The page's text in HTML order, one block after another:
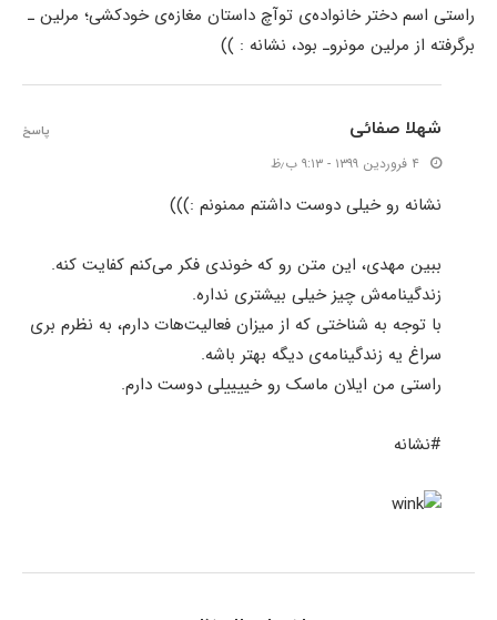
راستی اسم دختر خانواده‌ی توآچ داستان مغازه‌ی خودکشی؛ مرلین ـ
برگرفته از مرلین مونروـ بود، نشانه : ))
شهلا صفائی
۴ فروردین ۱۳۹۹ - ۹:۱۳ ب٫ظ
نشانه رو خیلی دوست داشتم ممنونم :)))
ببین مهدی، این متن رو که خوندی فکر می‌کنم کفایت کنه.
زندگینامه‌ش چیز خیلی بیشتری نداره.
با توجه به شناختی که از میزان فعالیت‌هات دارم، به نظرم بری
سراغ یه زندگینامه‌ی دیگه بهتر باشه.
راستی من ایلان ماسک رو خییییلی دوست دارم.
#نشانه
پاسخ